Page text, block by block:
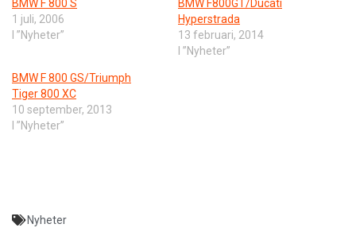
BMW F 800 S
1 juli, 2006
I ”Nyheter”
BMW F800GT/Ducati
Hyperstrada
13 februari, 2014
I ”Nyheter”
BMW F 800 GS/Triumph
Tiger 800 XC
10 september, 2013
I ”Nyheter”
Nyheter